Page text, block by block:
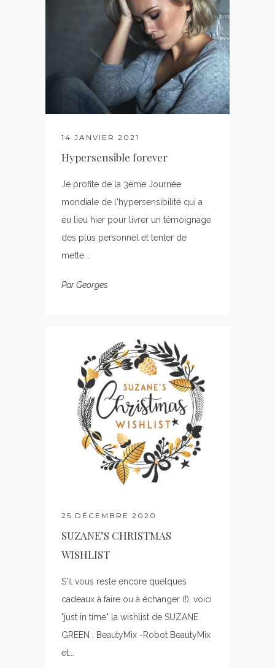
14 JANVIER 2021
Hypersensible forever
Je profite de la 3ème Journée
mondiale de l'hypersensibilité qui a
eu lieu hier pour livrer un témoignage
des plus personnel et tenter de
mette...
ParGeorges
25 DÉCEMBRE 2020
SUZANE’S CHRISTMAS
WISHLIST
S'il vous reste encore quelques
cadeaux à faire ou à échanger (!), voici
"just in time" la wishlist de SUZANE
GREEN : BeautyMix -Robot BeautyMix
et...